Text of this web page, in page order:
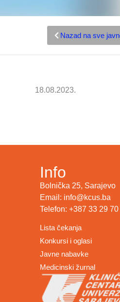
Nazad na sve
18.08.2023.
Info
Bolnička 25, Sarajevo
Email: info@kcus.ba
Telefon: +387 33 29
Lista čekanja
Konkursi i oglasi
Javne nabavke
Medicinski žurnal